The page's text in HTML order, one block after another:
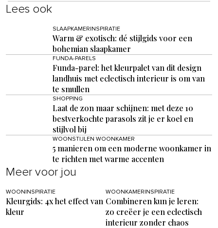
Lees ook
SLAAPKAMERINSPIRATIE
Warm & exotisch: dé stijlgids voor een
bohemian slaapkamer
FUNDA-PARELS
Funda-parel: het kleurpalet van dit design
landhuis met eclectisch interieur is om van
te smullen
SHOPPING
Laat de zon maar schijnen: met deze 10
bestverkochte parasols zit je er koel en
stijlvol bij
WOONSTIJLEN WOONKAMER
5 manieren om een moderne woonkamer in
te richten met warme accenten
Meer voor jou
WOONINSPIRATIE
Kleurgids: 4x het effect van
kleur
WOONKAMERINSPIRATIE
Combineren kun je leren:
zo creëer je een eclectisch
interieur zonder chaos